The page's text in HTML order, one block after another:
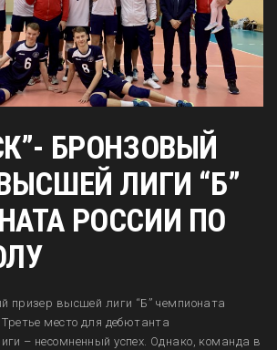
БРОНЗОВЫЙ
ЛИГИ “Б”
РОССИИ ПО
призер высшей лиги “Б” чемпионата
Третье место для дебютанта
– несомненный успех. Однако, команда в